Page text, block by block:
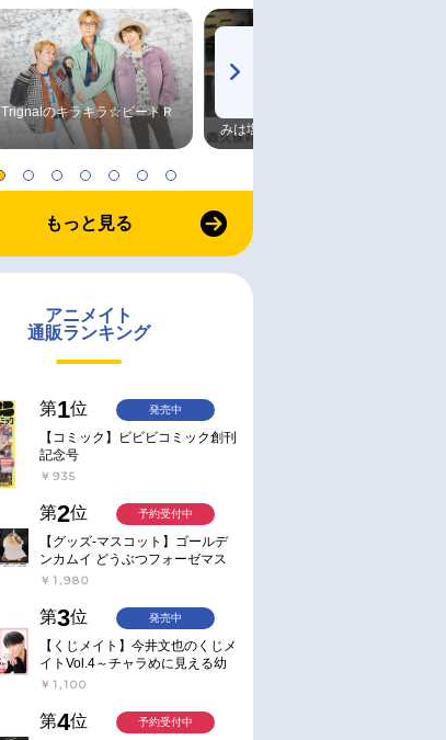
Trignalのキラキラ☆ビートＲ
みは塩だけ
もっと見る
アニメイト
通販ランキング
第1位
【コミック】ビビビコミック創刊
記念号
￥935
発売中
第2位
【グッズ-マスコット】ゴールデ
ンカムイ どうぶつフォーゼマス
コット 4.尾形百之助【再販】
￥1,980
予約受付中
第3位
【くじメイト】今井文也のくじメ
イトVol.4～チャラめに見える幼
馴染、実は一途で独占欲が強いん
￥1,100
発売中
第4位 予約受付中